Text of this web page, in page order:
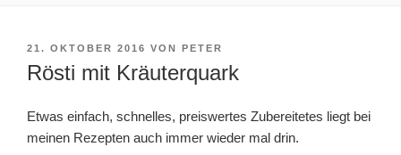
VERÖFFENTLICHT
AM
21. OKTOBER 2016 VON PETER
Rösti mit Kräuterquark
Etwas einfach, schnelles, preiswertes Zubereitetes liegt bei
meinen Rezepten auch immer wieder mal drin.